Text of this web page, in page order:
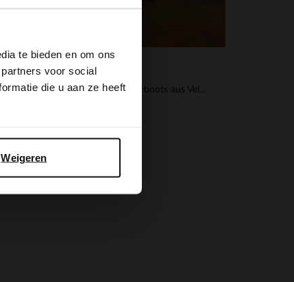
te bieden en om ons
voor social
die u aan ze heeft
Weigeren
Taupefarbene Veloursleder-Schnürschuhe
Manfield